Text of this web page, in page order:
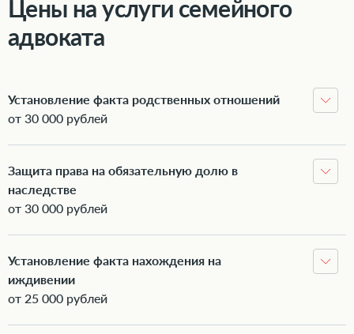
Цены на услуги семейного
адвоката
Установление факта родственных отношений
от 30 000 рублей
Защита права на обязательную долю в
наследстве
от 30 000 рублей
Установление факта нахождения на
иждивении
от 25 000 рублей